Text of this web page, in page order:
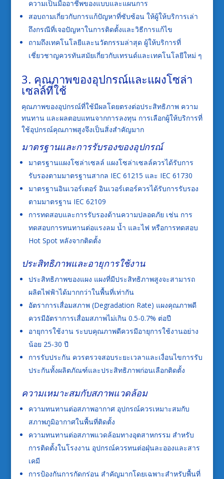
ความเป็นมืออาชีพของแบบและแผนการ
สอบถามเกี่ยวกับการแก้ปัญหาที่ซับซ้อน ให้ผู้ให้บริการเล่า
ถึงกรณีที่เจอปัญหาในการติดตั้งและวิธีการแก้ไข
ถามถึงเทคโนโลยีและนวัตกรรมล่าสุด ผู้ให้บริการที่
เชี่ยวชาญควรทันสมัยเกี่ยวกับเทรนด์และเทคโนโลยีใหม่ ๆ
3. คุณภาพของอุปกรณ์และแผงโซล่า
เซลล์ที่ใช้
คุณภาพของอุปกรณ์ที่ใช้มีผลโดยตรงต่อประสิทธิภาพ ความ
ทนทาน และผลตอบแทนจากการลงทุน การเลือกผู้ให้บริการที่
ใช้อุปกรณ์คุณภาพสูงจึงเป็นสิ่งสำคัญมาก
มาตรฐานและการรับรองของอุปกรณ์
มาตรฐานแผงโซล่าเซลล์ แผงโซล่าเซลล์ควรได้รับการ
รับรองตามมาตรฐานสากล IEC 61215 และ IEC 61730
มาตรฐานอินเวอร์เตอร์ อินเวอร์เตอร์ควรได้รับการรับรอง
ตามมาตรฐาน IEC 62109
การทดสอบและการรับรองด้านความปลอดภัย เช่น การ
ทดสอบการทนทานต่อแรงลม น้ำ และไฟ หรือการทดสอบ
Hot Spot หลังจากติดตั้ง
ประสิทธิภาพและอายุการใช้งาน
ประสิทธิภาพของแผง แผงที่มีประสิทธิภาพสูงจะสามารถ
ผลิตไฟฟ้าได้มากกว่าในพื้นที่เท่ากัน
อัตราการเสื่อมสภาพ (Degradation Rate) แผงคุณภาพดี
ควรมีอัตราการเสื่อมสภาพไม่เกิน 0.5-0.7% ต่อปี
อายุการใช้งาน ระบบคุณภาพดีควรมีอายุการใช้งานอย่าง
น้อย 25-30 ปี
การรับประกัน ควรตรวจสอบระยะเวลาและเงื่อนไขการรับ
ประกันทั้งผลิตภัณฑ์และประสิทธิภาพก่อนเลือกติดตั้ง
ความเหมาะสมกับสภาพแวดล้อม
ความทนทานต่อสภาพอากาศ อุปกรณ์ควรเหมาะสมกับ
สภาพภูมิอากาศในพื้นที่ติดตั้ง
ความทนทานต่อสภาพแวดล้อมทางอุตสาหกรรม สำหรับ
การติดตั้งในโรงงาน อุปกรณ์ควรทนต่อฝุ่นละอองและสาร
เคมี
การป้องกันการกัดกร่อน สำคัญมากโดยเฉพาะสำหรับพื้นที่